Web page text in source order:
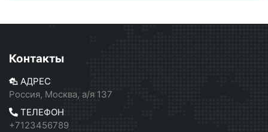
Контакты
АДРЕС
Россия, Москва, а/я 137
ТЕЛЕФОН
+7123456789